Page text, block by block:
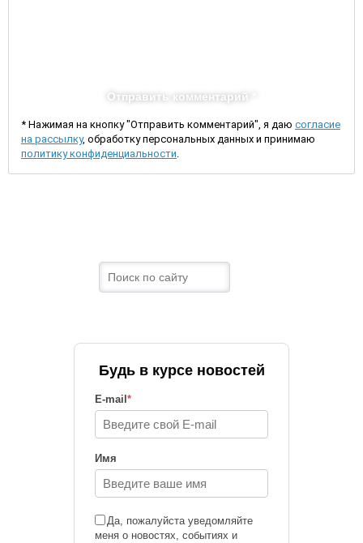
Отправить комментарий *
* Нажимая на кнопку "Отправить комментарий", я даю согласие
на рассылку, обработку персональных данных и принимаю
политику конфиденциальности.
Будь в курсе новостей
E-mail *
Имя
Да, пожалуйста уведомляйте
меня о новостях, событиях и